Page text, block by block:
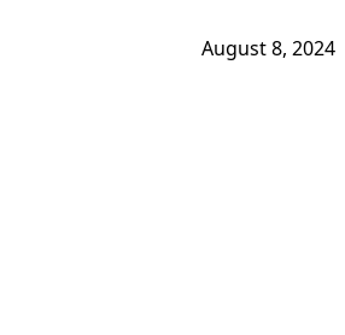
August 8, 2024